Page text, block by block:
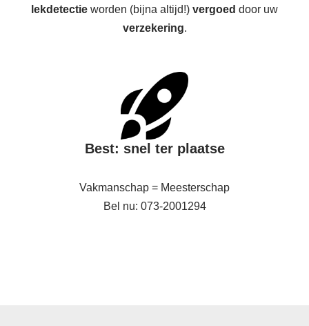
lekdetectie worden (bijna altijd!) vergoed door uw
verzekering.
Best: snel ter plaatse
Vakmanschap = Meesterschap
Bel nu: 073-2001294